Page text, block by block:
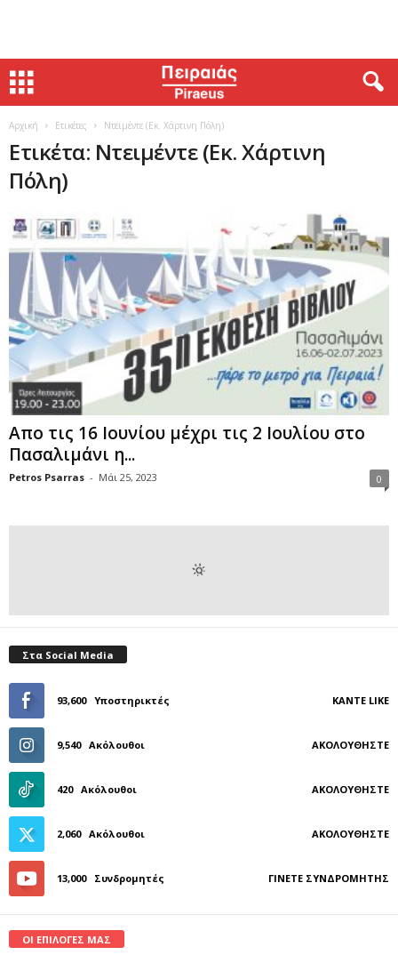
Αρχική Ετικέτες Ντειμέντε (Εκ. Χάρτινη Πόλη)
Ετικέτα: Ντειμέντε (Εκ. Χάρτινη
Πόλη)
Απο τις 16 Ιουνίου μέχρι τις 2 Ιουλίου στο
Πασαλιμάνι η...
Petros Psarras - Μάι 25, 2023 0
Στα Social Media
93,600 Υποστηρικτές ΚΆΝΤΕ LIKE
9,540 Ακόλουθοι ΑΚΟΛΟΥΘΉΣΤΕ
420 Ακόλουθοι ΑΚΟΛΟΥΘΉΣΤΕ
2,060 Ακόλουθοι ΑΚΟΛΟΥΘΉΣΤΕ
13,000 Συνδρομητές ΓΊΝΕΤΕ ΣΥΝΔΡΟΜΗΤΉΣ
ΟΙ ΕΠΙΛΟΓΕΣ ΜΑΣ